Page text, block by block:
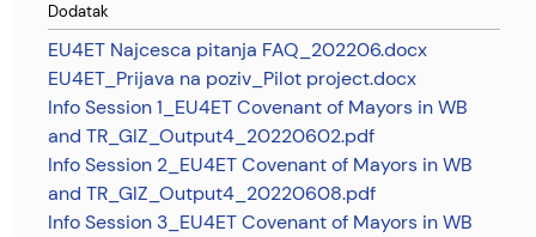
Dodatak
EU4ET Najcesca pitanja FAQ_202206.docx
EU4ET_Prijava na poziv_Pilot project.docx
Info Session 1_EU4ET Covenant of Mayors in WB
and TR_GIZ_Output4_20220602.pdf
Info Session 2_EU4ET Covenant of Mayors in WB
and TR_GIZ_Output4_20220608.pdf
Info Session 3_EU4ET Covenant of Mayors in WB